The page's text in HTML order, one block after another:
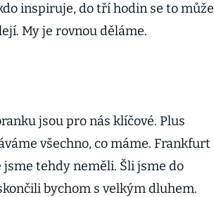
inspiruje, do tří hodin se to může
My je rovnou děláme.
jsou pro nás klíčové. Plus
všechno, co máme. Frankfurt
tehdy neměli. Šli jsme do
bychom s velkým dluhem.